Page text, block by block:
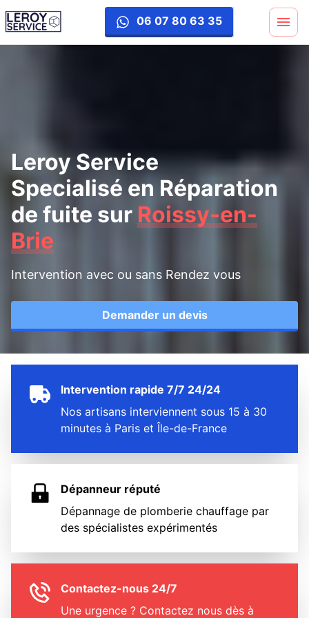
06 07 80 63 35
reparation-fuite
Leroy Service
Specialisé en Réparation
de fuite sur Roissy-en-
Brie
Intervention avec ou sans Rendez vous
Demander un devis
Intervention rapide 7/7 24/24
Nos artisans interviennent sous 15 à 30
minutes à Paris et Île-de-France
Dépanneur réputé
Dépannage de plomberie chauffage par
des spécialistes expérimentés
Contactez-nous 24/7
Une urgence ? Contactez nous dès à